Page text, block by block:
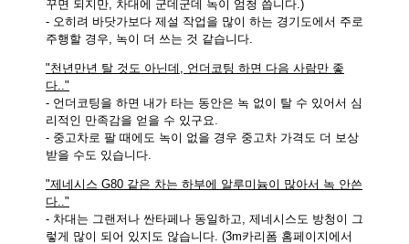
꾸면 되지만, 차대에 군데군데 녹이 엄청 씁니다.)
- 오히려 바닷가보다 제설 작업을 많이 하는 경기도에서 주로
주행할 경우, 녹이 더 쓰는 것 같습니다.
"천년만년 탈 것도 아닌데, 언더코팅 하면 다음 사람만 좋
다.."
- 언더코팅을 하면 내가 타는 동안은 녹 없이 탈 수 있어서 심
리적인 만족감을 얻을 수 있구요.
- 중고차로 팔 때에도 녹이 없을 경우 중고차 가격도 더 보상
받을 수도 있습니다.
"제네시스 G80 같은 차는 하부에 알루미늄이 많아서 녹 안쓴
다.."
- 차대는 그랜저나 싼타페나 동일하고, 제네시스도 방청이 그
렇게 많이 되어 있지도 않습니다. (3m카리폼 홈페이지에서